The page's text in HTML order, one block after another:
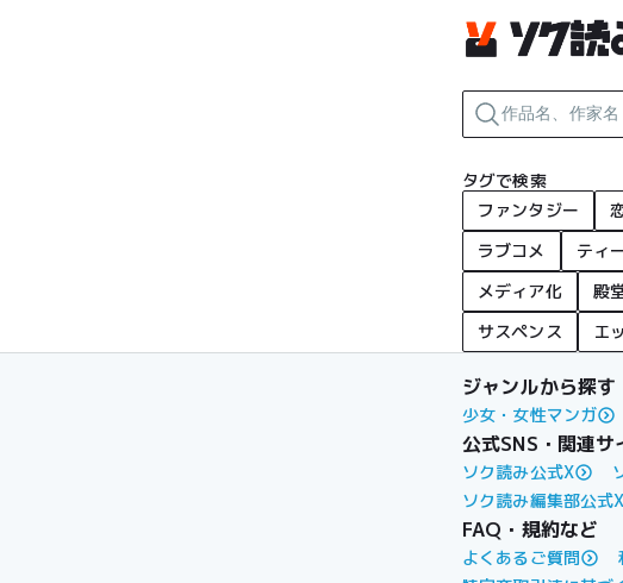
タグで検索
ファンタジー
ラブコメ
ティ
メディア化
殿
サスペンス
エ
ジャンルから探す
少女・女性マンガ
公式SNS・関連サ
ソク読み公式X
ソク読み編集部公式X
FAQ・規約など
よくあるご質問